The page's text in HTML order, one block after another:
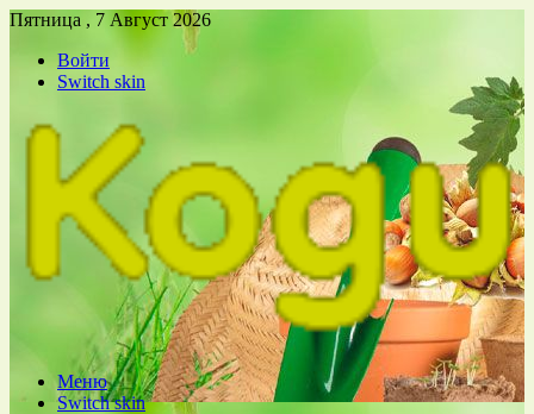
Пятница , 7 Август 2026
Войти
Switch skin
Меню
Switch skin